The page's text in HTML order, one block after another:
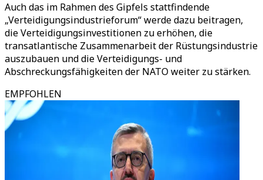
Auch das im Rahmen des Gipfels stattfindende
„Verteidigungsindustrieforum“ werde dazu beitragen,
die Verteidigungsinvestitionen zu erhöhen, die
transatlantische Zusammenarbeit der Rüstungsindustrie
auszubauen und die Verteidigungs- und
Abschreckungsfähigkeiten der NATO weiter zu stärken.
EMPFOHLEN